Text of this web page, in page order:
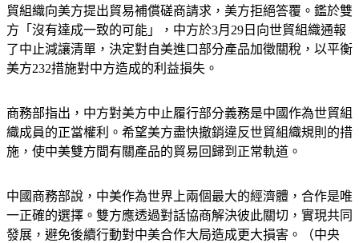
貿組織向美方提出貿易補償磋商請求，美方拒絕答覆。鑑於雙
方「沒有達成一致的可能」，中方於3月29日向世貿組織通報
了中止減讓清單，決定對自美進口部分產品加徵關稅，以平衡
美方232措施對中方造成的利益損失。
商務部指出，中方對美方中止履行部分義務是中國作為世貿組
織成員的正當權利。希望美方盡快撤銷違反世貿組織規則的措
施，使中美雙方間有關產品的貿易回歸到正常軌道。
中國商務部說，中美作為世界上兩個最大的經濟體，合作是唯
一正確的選擇。雙方應透過對話協商解決彼此關切，實現共同
發展，避免後續行動對中美合作大局造成更大損害。（中央